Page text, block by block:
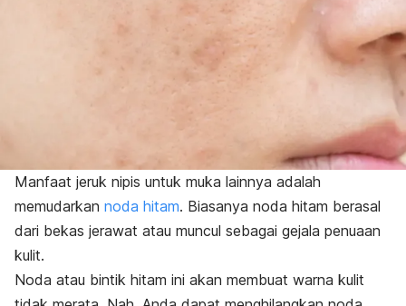
Manfaat jeruk nipis untuk muka lainnya adalah
memudarkan noda hitam. Biasanya noda hitam berasal
dari bekas jerawat atau muncul sebagai gejala penuaan
kulit.
Noda atau bintik hitam ini akan membuat warna kulit